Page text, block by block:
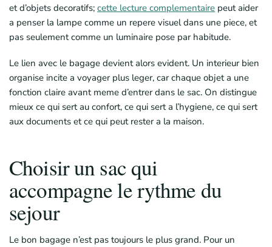
et d’objets decoratifs; cette lecture complementaire peut aider
a penser la lampe comme un repere visuel dans une piece, et
pas seulement comme un luminaire pose par habitude.
Le lien avec le bagage devient alors evident. Un interieur bien
organise incite a voyager plus leger, car chaque objet a une
fonction claire avant meme d’entrer dans le sac. On distingue
mieux ce qui sert au confort, ce qui sert a l’hygiene, ce qui sert
aux documents et ce qui peut rester a la maison.
Choisir un sac qui
accompagne le rythme du
sejour
Le bon bagage n’est pas toujours le plus grand. Pour un